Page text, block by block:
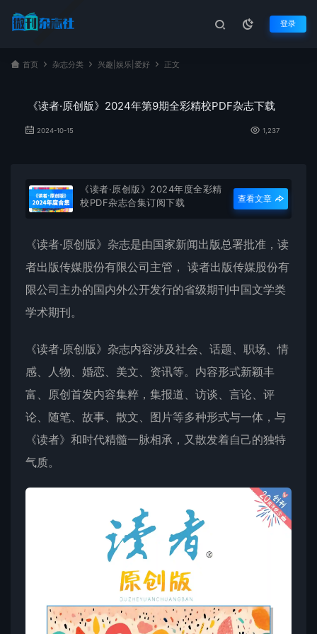
登录
首页 杂志分类 兴趣|娱乐|爱好 正文
《读者·原创版》2024年第9期全彩精校PDF杂志下载
2024-10-15 1,237
《读者·原创版》2024年度全彩精
校PDF杂志合集订阅下载
查看文章
《读者·原创版》杂志是由国家新闻出版总署批准，读
者出版传媒股份有限公司主管， 读者出版传媒股份有
限公司主办的国内外公开发行的省级期刊中国文学类
学术期刊。
《读者·原创版》杂志内容涉及社会、话题、职场、情
感、人物、婚恋、美文、资讯等。内容形式新颖丰
富、原创首发内容集粹，集报道、访谈、言论、评
论、随笔、故事、散文、图片等多种形式与一体，与
《读者》和时代精髓一脉相承，又散发着自己的独特
气质。